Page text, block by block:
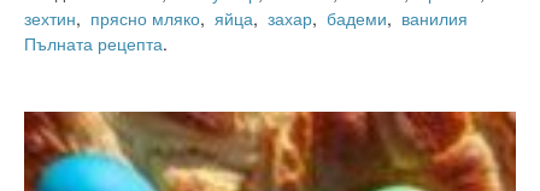
зехтин, прясно мляко, яйца, захар, бадеми, ванилия
Пълната рецепта.